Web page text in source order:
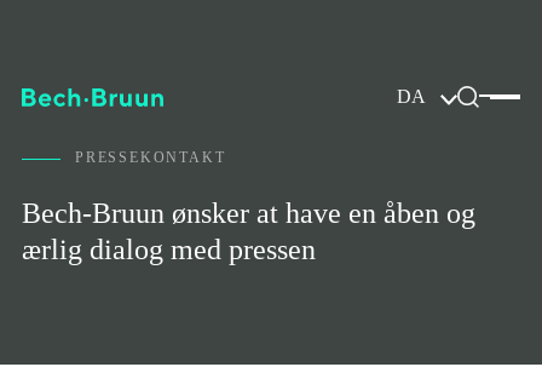
DA
PRESSEKONTAKT
Bech-Bruun ønsker at have en åben og
ærlig dialog med pressen